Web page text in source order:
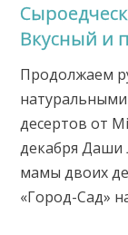
Вкусный и
Продолжаем
десертов от
декабря Даши
мамы двоих
«Город-Сад»